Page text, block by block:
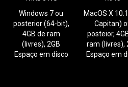
Windows 7 ou
posterior (64-bit),
4GB de ram
(livres), 2GB
Espaço em disco
MacOS X
Capitan)
posteior,
ram (livres),
Espaço em